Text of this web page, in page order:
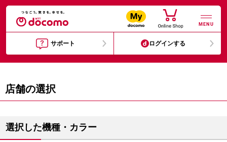
MENU
サポート ログインする
店舗の選択
選択した機種・カラー